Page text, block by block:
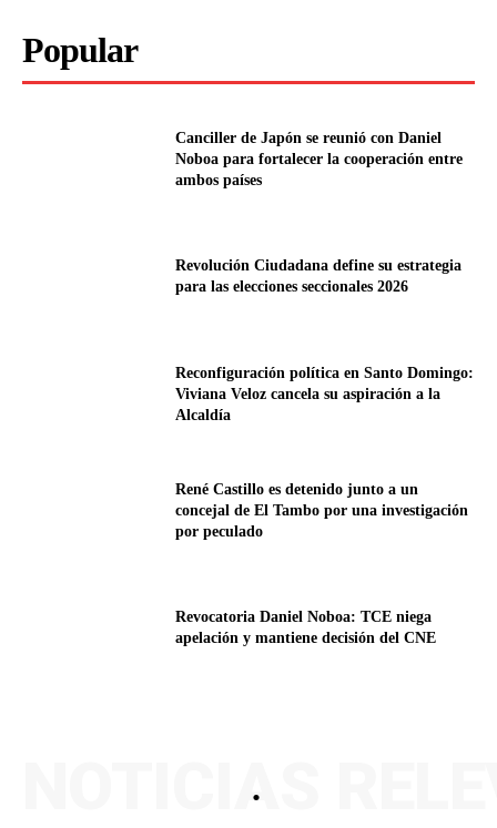
Popular
Canciller de Japón se reunió con Daniel
Noboa para fortalecer la cooperación entre
ambos países
Revolución Ciudadana define su estrategia
para las elecciones seccionales 2026
Reconfiguración política en Santo Domingo:
Viviana Veloz cancela su aspiración a la
Alcaldía
René Castillo es detenido junto a un
concejal de El Tambo por una investigación
por peculado
Revocatoria Daniel Noboa: TCE niega
apelación y mantiene decisión del CNE
.
NOTICIAS